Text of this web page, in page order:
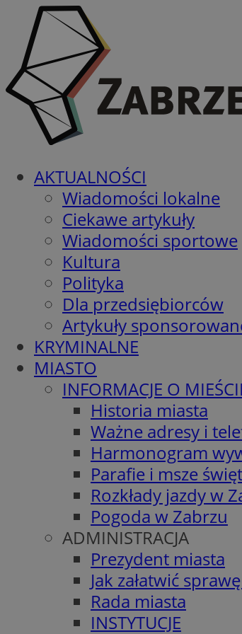
AKTUALNOŚCI
Wiadomości lokalne
Ciekawe artykuły
Wiadomości sportowe
Kultura
Polityka
Dla przedsiębiorców
Artykuły
KRYMINALNE
MIASTO
INFORMACJE O
Historia miasta
Ważne adresy i
Harmonogram
Parafie i msze
Rozkłady jazdy w
Pogoda w Zabrzu
ADMINISTRACJA
Prezydent miasta
Jak załatwić
Rada miasta
INSTYTUCJE